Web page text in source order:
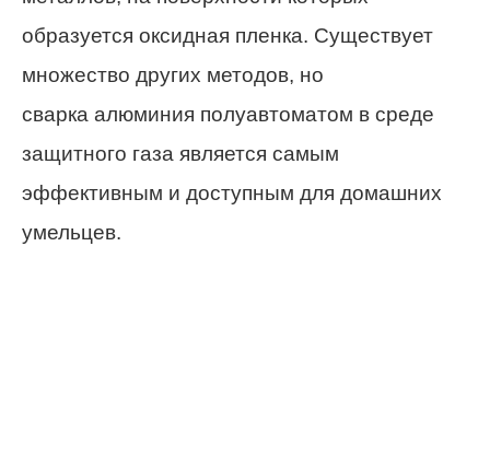
образуется оксидная пленка. Существует
множество других методов, но
сварка алюминия полуавтоматом в среде
защитного газа является самым
эффективным и доступным для домашних
умельцев.